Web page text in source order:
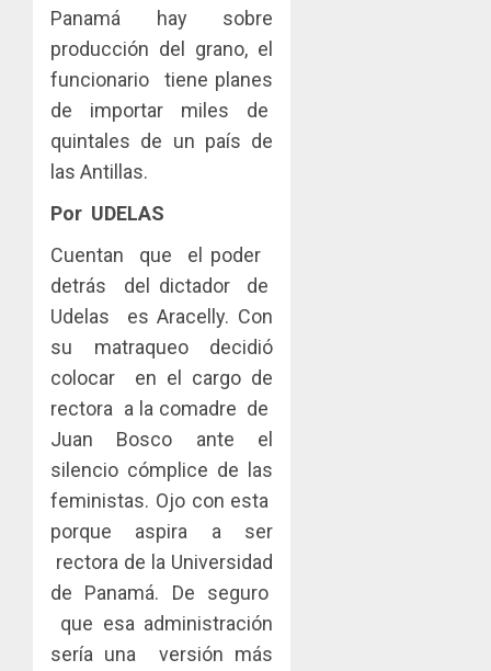
Panamá hay sobre
producción del grano, el
funcionario tiene planes
de importar miles de
quintales de un país de
las Antillas.
Por UDELAS
Cuentan que el poder
detrás del dictador de
Udelas es Aracelly. Con
su matraqueo decidió
colocar en el cargo de
rectora a la comadre de
Juan Bosco ante el
silencio cómplice de las
feministas. Ojo con esta
porque aspira a ser
rectora de la Universidad
de Panamá. De seguro
que esa administración
sería una versión más